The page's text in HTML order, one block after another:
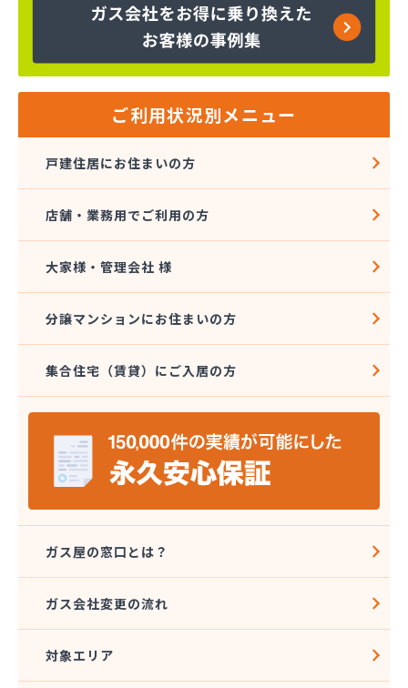
ヤマサ共和ライフ株式会社 一色営業所
ヤマサ共和ライフ株式会社 江南営業所
ヤマサ共和ライフ株式会社 三河営業所
ヤマサ共和ライフ株式会社 豊川営業所
ヤマサ高圧株式会社
ヤマサ總業株式会社 愛知西支店
ヤマトク
リーグ馬場株式会社
愛知高圧株式会社容器検査工場
愛北液化ガス協組江南営業所
旭プロパン
安城ガス株式会社
伊藤プロパン
伊藤忠エネクスホームライフ中部株式会社 碧南営
業所
伊藤忠エネクスホームライフ中部株式会社 名古屋
稲垣商事
稲垣商店
栄燃料合資会社
奥田米穀店
加藤燃料店
加藤豊昭
ご利用状況別メニュー
戸建住居にお住まいの方
店舗・業務用でご利用の方
大家様・管理会社 様
分譲マンションにお住まいの方
集合住宅（賃貸）にご入居の方
ガス屋の窓口とは？
ガス会社変更の流れ
対象エリア